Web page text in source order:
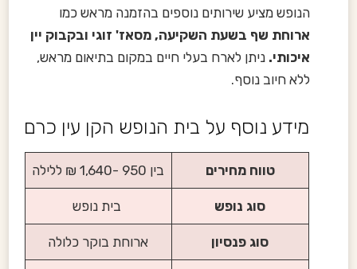
הנופש מציע שירותים נוספים בהזמנה מראש כמו
ארוחת שף בשעת השקיעה, מסאז' זוגי ובקבוק יין
איכותי. ניתן לארח בעלי חיים במקום בתיאום מראש,
ללא חיוב נוסף.
מידע נוסף על בית הנופש הקן עין כרם
טווח מחירים בין 950 -1,640 ₪ ללילה
סוג נופש בית נופש
סוג פנסיון ארוחת בוקר כלולה